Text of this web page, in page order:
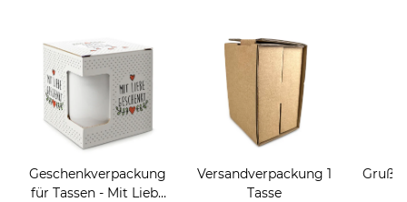
Geschenkverpackung
für Tassen - Mit Liebe
Versandverpackung 1
Tasse